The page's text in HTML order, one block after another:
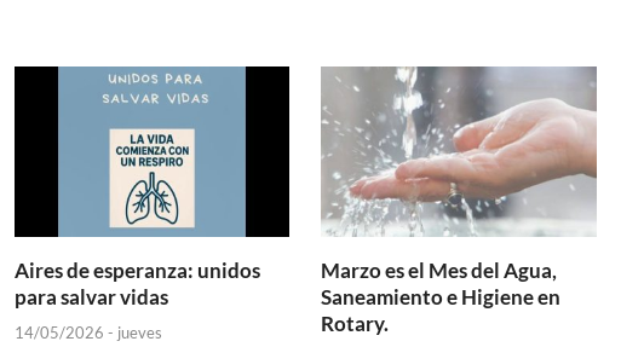
Aires de esperanza: unidos
para salvar vidas
14/05/2026 - jueves
Marzo es el Mes del Agua,
Saneamiento e Higiene en
Rotary.